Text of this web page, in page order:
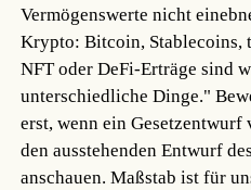
Vermögenswerte nicht
Krypto: Bitcoin, Stablecoins,
NFT oder DeFi-Erträge sind
unterschiedliche Dinge."
erst, wenn ein
den ausstehenden Entwurf
anschauen. Maßstab ist für